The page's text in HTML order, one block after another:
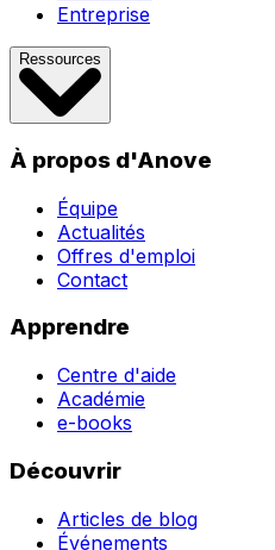
Entreprise
Ressources
À propos d'Anove
Équipe
Actualités
Offres d'emploi
Contact
Apprendre
Centre d'aide
Académie
e-books
Découvrir
Articles de blog
Événements